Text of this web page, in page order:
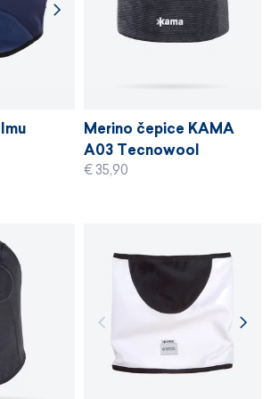
procesů.
Merino čepice KAMA
A03 Tecnowool
€ 35,90